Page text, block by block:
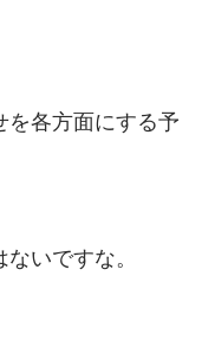
を各方面にする予
いですな。